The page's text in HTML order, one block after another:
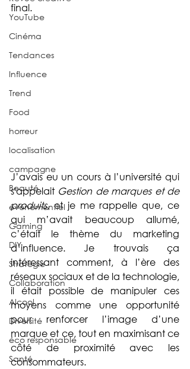
YouTube
Cinéma
Tendances
Influence
Trend
Food
horreur
localisation
campagne
Beauté
événementiel
Gaming
DIY
Stratégie
Collaboration
Alcool
Diversité
éco responsable
Santé
final.
J’avais eu un cours à l’université qui
s'appelait Gestion de marques et de
produits, et je me rappelle que, ce
qui m’avait beaucoup allumé,
c’était le thème du marketing
d’influence. Je trouvais ça
intéressant comment, à l’ère des
réseaux sociaux et de la technologie,
il était possible de manipuler ces
moyens comme une opportunité
pour renforcer l’image d’une
marque et ce, tout en maximisant ce
côté de proximité avec les
consommateurs.